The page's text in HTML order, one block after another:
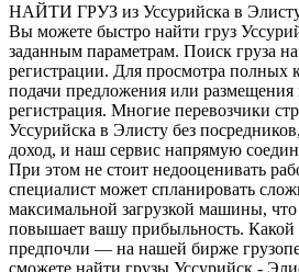
НАЙТИ ГРУЗ из Уссурийска в
Вы можете быстро найти груз
заданным параметрам. Поиск груза
регистрации. Для просмотра полных
подачи предложения или размещения
регистрация. Многие перевозчики
Уссурийска в Элисту без
доход, и наш сервис напрямую
При этом не стоит недооценивать
специалист может спланировать
максимальной загрузкой машины, что
повышает вашу прибыльность.
предпочли — на нашей бирже
сможете найти грузы Уссурийск -